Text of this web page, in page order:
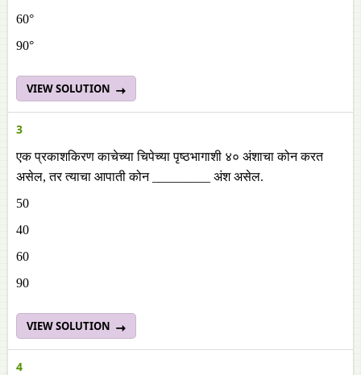
60°
90°
VIEW SOLUTION
3
एक प्रकाशकिरण काचेच्या चिपेच्या पृष्ठभागाशी ४० अंशाचा कोन करत
असेल, तर त्याचा आपाती कोन _________ अंश असेल.
50
40
60
90
VIEW SOLUTION
4